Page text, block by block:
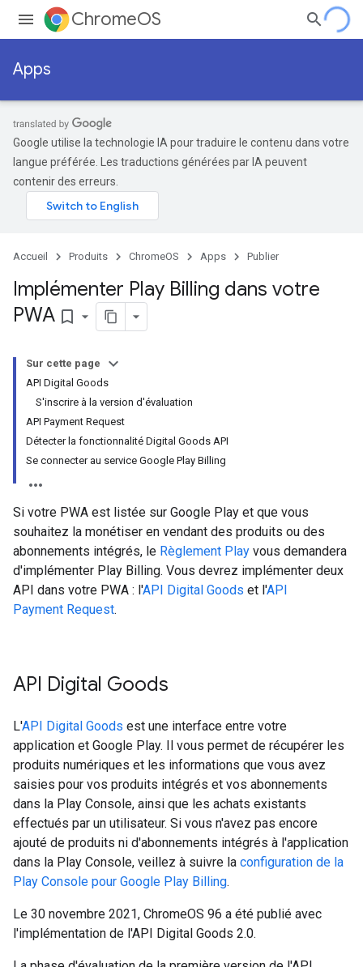
ChromeOS
Apps
Google utilise la technologie IA pour traduire le contenu dans votre
langue préférée. Les traductions générées par IA peuvent
contenir des erreurs.
Accueil Produits ChromeOS Apps Publier
Implémenter Play Billing dans votre
PWA bookmark_border
Sur cette page
API Digital Goods
S'inscrire à la version d'évaluation
API Payment Request
Détecter la fonctionnalité Digital Goods API
Se connecter au service Google Play Billing
Si votre PWA est listée sur Google Play et que vous
souhaitez la monétiser en vendant des produits ou des
abonnements intégrés, le Règlement Play vous demandera
d'implémenter Play Billing. Vous devrez implémenter deux
API dans votre PWA : l'API Digital Goods et l'API
Payment Request.
API Digital Goods
L'API Digital Goods est une interface entre votre
application et Google Play. Il vous permet de récupérer les
produits numériques et les informations que vous avez
saisies pour vos produits intégrés et vos abonnements
dans la Play Console, ainsi que les achats existants
effectués par un utilisateur. Si vous n'avez pas encore
ajouté de produits ni d'abonnements intégrés à l'application
dans la Play Console, veillez à suivre la configuration de la
Play Console pour Google Play Billing.
Le 30 novembre 2021, ChromeOS 96 a été publié avec
l'implémentation de l'API Digital Goods 2.0.